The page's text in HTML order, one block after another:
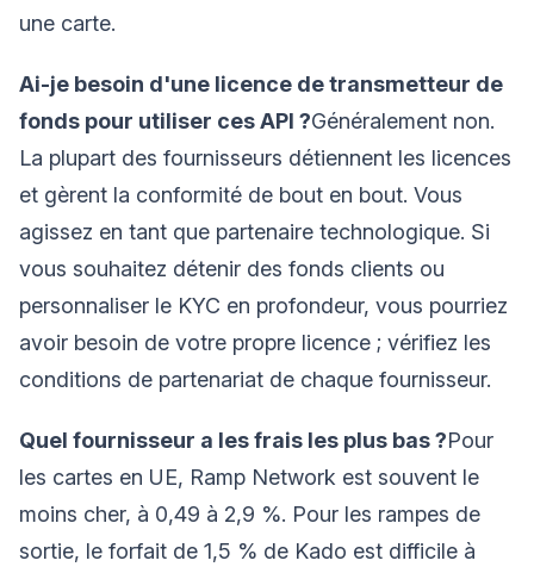
une carte.
Ai-je besoin d'une licence de transmetteur de
fonds pour utiliser ces API ?Généralement non.
La plupart des fournisseurs détiennent les licences
et gèrent la conformité de bout en bout. Vous
agissez en tant que partenaire technologique. Si
vous souhaitez détenir des fonds clients ou
personnaliser le KYC en profondeur, vous pourriez
avoir besoin de votre propre licence ; vérifiez les
conditions de partenariat de chaque fournisseur.
Quel fournisseur a les frais les plus bas ?Pour
les cartes en UE, Ramp Network est souvent le
moins cher, à 0,49 à 2,9 %. Pour les rampes de
sortie, le forfait de 1,5 % de Kado est difficile à